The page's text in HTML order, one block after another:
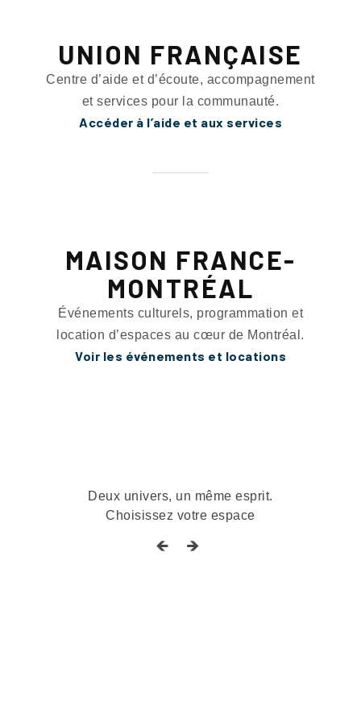
UNION FRANÇAISE
Centre d’aide et d’écoute, accompagnement
et services pour la communauté.
Accéder à l’aide et aux services
MAISON FRANCE-
MONTRÉAL
Événements culturels, programmation et
location d’espaces au cœur de Montréal.
Voir les événements et locations
Deux univers, un même esprit.
Choisissez votre espace
🡸 🡺